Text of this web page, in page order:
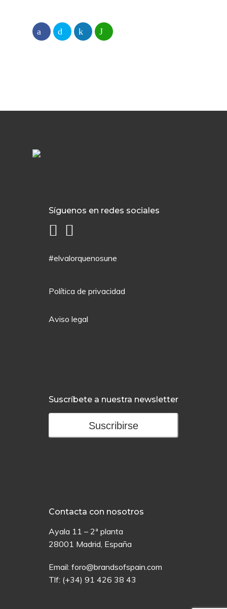
Síguenos en redes sociales
#elvalorquenosune
Política de privacidad
Aviso legal
Suscríbete a nuestra newsletter
Suscribirse
Contacta con nosotros
Ayala 11 – 2ª planta
28001 Madrid, España
Email: foro@brandsofspain.com
Tlf: (+34) 91 426 38 43